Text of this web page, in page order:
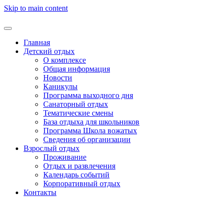
Skip to main content
Главная
Детский отдых
О комплексе
Общая информация
Новости
Каникулы
Программа выходного дня
Санаторный отдых
Тематические смены
База отдыха для школьников
Программа Школа вожатых
Cведения об организации
Взрослый отдых
Проживание
Отдых и развлечения
Календарь событий
Корпоративный отдых
Контакты